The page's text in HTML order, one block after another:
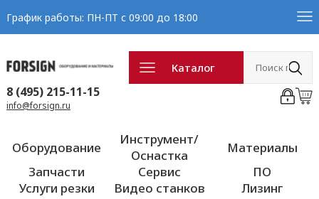
График работы: ПН-ПТ с 09:00 до 18:00
Каталог
8 (495) 215-11-15
info@forsign.ru
Оборудование
Инструмент/
Оснастка
Материалы
Запчасти
Сервис
ПО
Услуги резки
Видео станков Лизинг